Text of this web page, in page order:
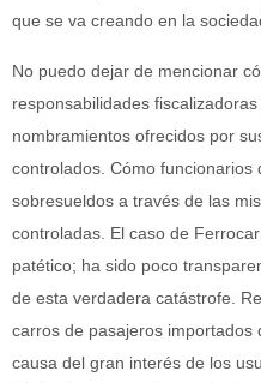
que se va creando en la
No puedo dejar de mencionar
responsabilidades
nombramientos ofrecidos por
controlados. Cómo funcionarios
sobresueldos a través de las
controladas. El caso de
patético; ha sido poco
de esta verdadera catástrofe.
carros de pasajeros importados
causa del gran interés de los